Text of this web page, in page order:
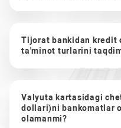
Tijorat bankidan kredit
ta'minot turlarini
Valyuta kartasidagi
dollari)ni bankomatlar
olamanmi?